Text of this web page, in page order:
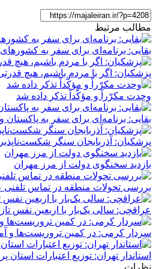
مطالب مرتبط
بقایی: برنامه‌ای برای سفر به
پزشکیان: اگر با مردم باشیم، هیچ
وحدت مکرّراً و مؤکّداً تذکر داده شد
بقایی: برنامه‌ای برای سفر به پاکستان
پزشکیان: آذربایجان سنگر
بازدید سخنگوی دولت از مرز مهران
بررسی تحولات منطقه در تماس
عراقچی: سالی یک‌بار با اربعین نفس
سردار کرمی: در کمین تروریست‌ها و
استاندار تهران: توزیع اعتبارات استان
نظرات